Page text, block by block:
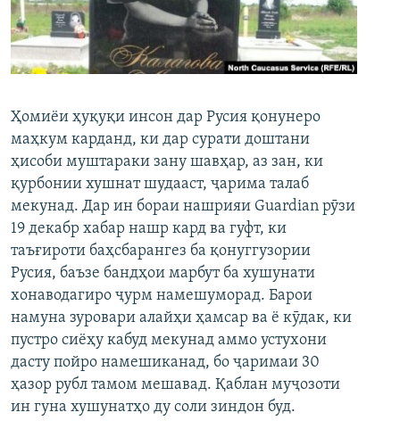
ГУЗОРИШҲОИ РАДИОӢ
Русский
Ҳамаи сомонаҳои RFE/RL
Ҳомиёи ҳуқуқи инсон дар Русия қонунеро
маҳкум карданд, ки дар сурати доштани
ҳисоби муштараки зану шавҳар, аз зан, ки
қурбонии хушнат шудааст, ҷарима талаб
мекунад. Дар ин бораи нашрияи Guardian рӯзи
19 декабр хабар нашр кард ва гуфт, ки
таъғироти баҳсбарангез ба қонуггузории
Русия, баъзе бандҳои марбут ба хушунати
хонаводагиро ҷурм намешуморад. Барои
намуна зуровари алайҳи ҳамсар ва ё кӯдак, ки
пустро сиёҳу кабуд мекунад аммо устухони
дасту пойро намешиканад, бо ҷаримаи 30
ҳазор рубл тамом мешавад. Қаблан муҷозоти
ин гуна хушунатҳо ду соли зиндон буд.